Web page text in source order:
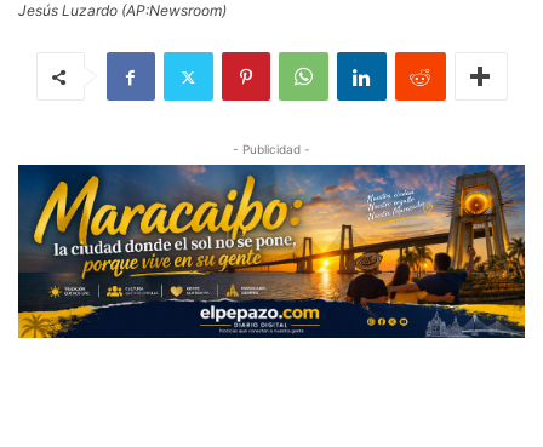
Jesús Luzardo (AP:Newsroom)
- Publicidad -